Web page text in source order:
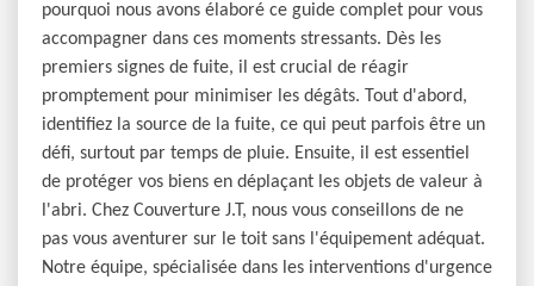
pourquoi nous avons élaboré ce guide complet pour vous
accompagner dans ces moments stressants. Dès les
premiers signes de fuite, il est crucial de réagir
promptement pour minimiser les dégâts. Tout d'abord,
identifiez la source de la fuite, ce qui peut parfois être un
défi, surtout par temps de pluie. Ensuite, il est essentiel
de protéger vos biens en déplaçant les objets de valeur à
l'abri. Chez Couverture J.T, nous vous conseillons de ne
pas vous aventurer sur le toit sans l'équipement adéquat.
Notre équipe, spécialisée dans les interventions d'urgence